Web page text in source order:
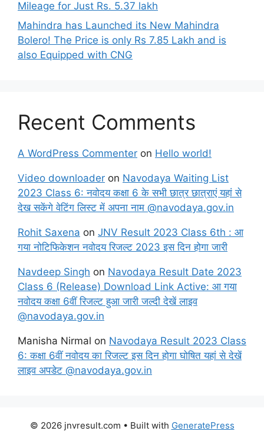
Mileage for Just Rs. 5.37 lakh
Mahindra has Launched its New Mahindra
Bolero! The Price is only Rs 7.85 Lakh and is
also Equipped with CNG
Recent Comments
A WordPress Commenter on Hello world!
Video downloader on Navodaya Waiting List
2023 Class 6: नवोदय कक्षा 6 के सभी छात्र छात्राएं यहां से
देख सकेंगे वेटिंग लिस्ट में अपना नाम @navodaya.gov.in
Rohit Saxena on JNV Result 2023 Class 6th : आ
गया नोटिफिकेशन नवोदय रिजल्ट 2023 इस दिन होगा जारी
Navdeep Singh on Navodaya Result Date 2023
Class 6 (Release) Download Link Active: आ गया
नवोदय कक्षा 6वीं रिजल्ट हुआ जारी जल्दी देखें लाइव
@navodaya.gov.in
Manisha Nirmal on Navodaya Result 2023 Class
6: कक्षा 6वीं नवोदय का रिजल्ट इस दिन होगा घोषित यहां से देखें
लाइव अपडेट @navodaya.gov.in
© 2026 jnvresult.com • Built with GeneratePress